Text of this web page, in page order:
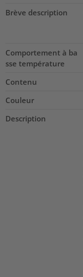
Brève description
Comportement à ba
sse température
Contenu
Couleur
Description